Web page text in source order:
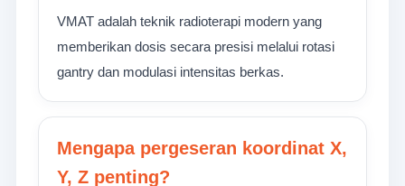
VMAT adalah teknik radioterapi modern yang
memberikan dosis secara presisi melalui rotasi
gantry dan modulasi intensitas berkas.
Mengapa pergeseran koordinat X,
Y, Z penting?